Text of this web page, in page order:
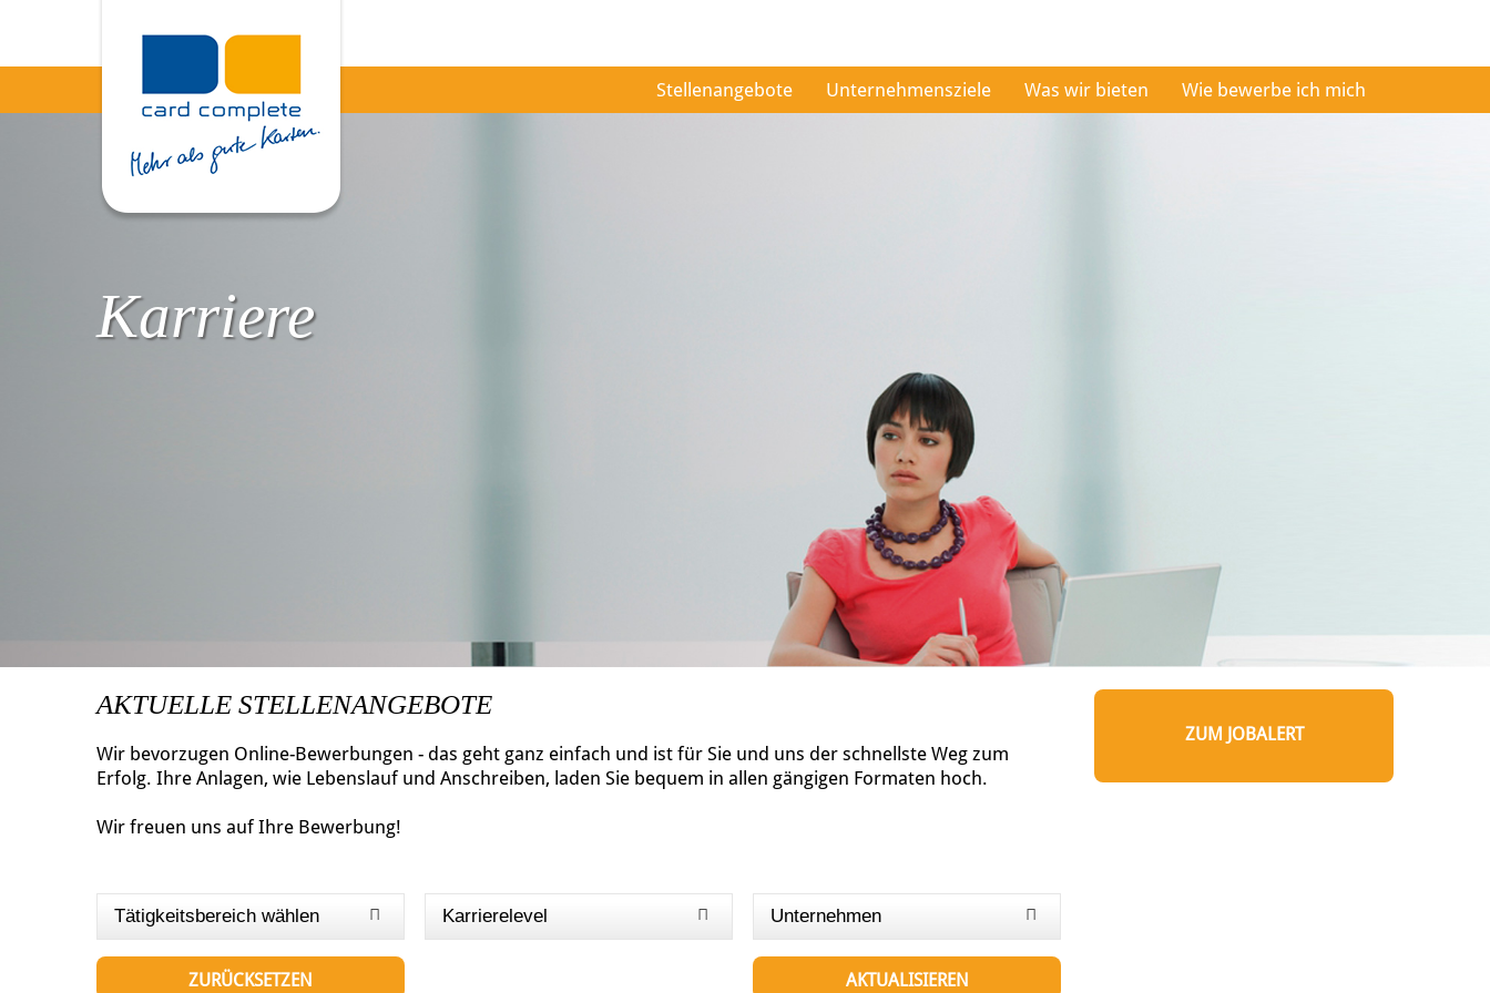
Stellenangebote Unternehmensziele Was wir bieten Wie bewerbe ich mich
Karriere
AKTUELLE STELLENANGEBOTE
Wir bevorzugen Online-Bewerbungen - das geht ganz einfach und ist für Sie und uns der schnellste Weg zum
Erfolg. Ihre Anlagen, wie Lebenslauf und Anschreiben, laden Sie bequem in allen gängigen Formaten hoch.
Wir freuen uns auf Ihre Bewerbung!
Tätigkeitsbereich wählen Karrierelevel Unternehmen
ZURÜCKSETZEN AKTUALISIEREN
ZUM JOBALERT